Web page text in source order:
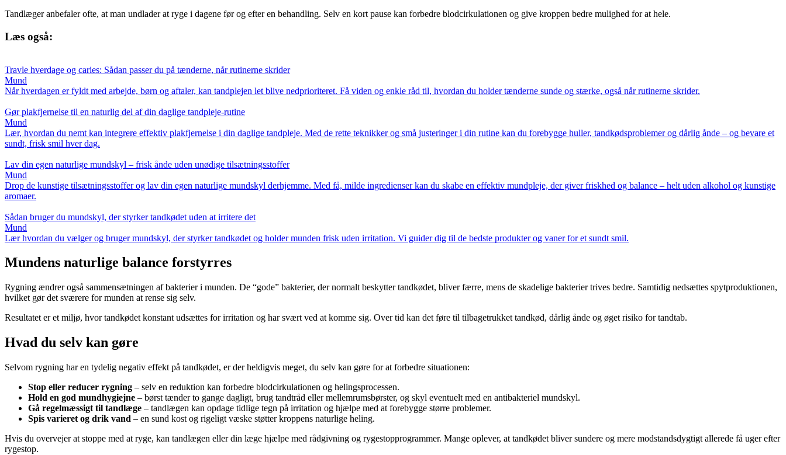
Tandlæger anbefaler ofte, at man undlader at ryge i dagene før og efter en behandling. Selv en kort pause kan forbedre blodcirkulationen og give kroppen bedre mulighed for at hele.
Læs også:
Travle hverdage og caries: Sådan passer du på tænderne, når rutinerne skrider
Mund
Når hverdagen er fyldt med arbejde, børn og aftaler, kan tandplejen let blive nedprioriteret. Få viden og enkle råd til, hvordan du holder tænderne sunde og stærke, også når rutinerne skrider.
Gør plakfjernelse til en naturlig del af din daglige tandpleje-rutine
Mund
Lær, hvordan du nemt kan integrere effektiv plakfjernelse i din daglige tandpleje. Med de rette teknikker og små justeringer i din rutine kan du forebygge huller, tandkødsproblemer og dårlig ånde – og bevare et
sundt, frisk smil hver dag.
Lav din egen naturlige mundskyl – frisk ånde uden unødige tilsætningsstoffer
Mund
Drop de kunstige tilsætningsstoffer og lav din egen naturlige mundskyl derhjemme. Med få, milde ingredienser kan du skabe en effektiv mundpleje, der giver friskhed og balance – helt uden alkohol og kunstige
aromaer.
Sådan bruger du mundskyl, der styrker tandkødet uden at irritere det
Mund
Lær hvordan du vælger og bruger mundskyl, der styrker tandkødet og holder munden frisk uden irritation. Vi guider dig til de bedste produkter og vaner for et sundt smil.
Mundens naturlige balance forstyrres
Rygning ændrer også sammensætningen af bakterier i munden. De “gode” bakterier, der normalt beskytter tandkødet, bliver færre, mens de skadelige bakterier trives bedre. Samtidig nedsættes spytproduktionen,
hvilket gør det sværere for munden at rense sig selv.
Resultatet er et miljø, hvor tandkødet konstant udsættes for irritation og har svært ved at komme sig. Over tid kan det føre til tilbagetrukket tandkød, dårlig ånde og øget risiko for tandtab.
Hvad du selv kan gøre
Selvom rygning har en tydelig negativ effekt på tandkødet, er der heldigvis meget, du selv kan gøre for at forbedre situationen:
Stop eller reducer rygning – selv en reduktion kan forbedre blodcirkulationen og helingsprocessen.
Hold en god mundhygiejne – børst tænder to gange dagligt, brug tandtråd eller mellemrumsbørster, og skyl eventuelt med en antibakteriel mundskyl.
Gå regelmæssigt til tandlæge – tandlægen kan opdage tidlige tegn på irritation og hjælpe med at forebygge større problemer.
Spis varieret og drik vand – en sund kost og rigeligt væske støtter kroppens naturlige heling.
Hvis du overvejer at stoppe med at ryge, kan tandlægen eller din læge hjælpe med rådgivning og rygestopprogrammer. Mange oplever, at tandkødet bliver sundere og mere modstandsdygtigt allerede få uger efter
rygestop.